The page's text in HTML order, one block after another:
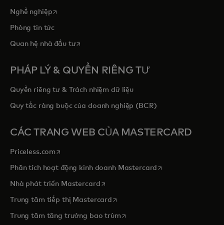
Nghề nghiệpopens in a new tab
Phòng tin tức
Quan hệ nhà đầu tưopens in a new tab
PHÁP LÝ & QUYỀN RIÊNG TƯ
Quyền riêng tư & Trách nhiệm dữ liệu
Quy tắc ràng buộc của doanh nghiệp (BCR)
CÁC TRANG WEB CỦA MASTERCARD
Priceless.com opens in a new tab
Phân tích hoạt động kinh doanh Mastercard opens in a new tab
Nhà phát triển Mastercardopens in a new tab
Trung tâm tiếp thị Mastercardopens in a new tab
Trung tâm tăng trưởng bao trùmopens in a new tab